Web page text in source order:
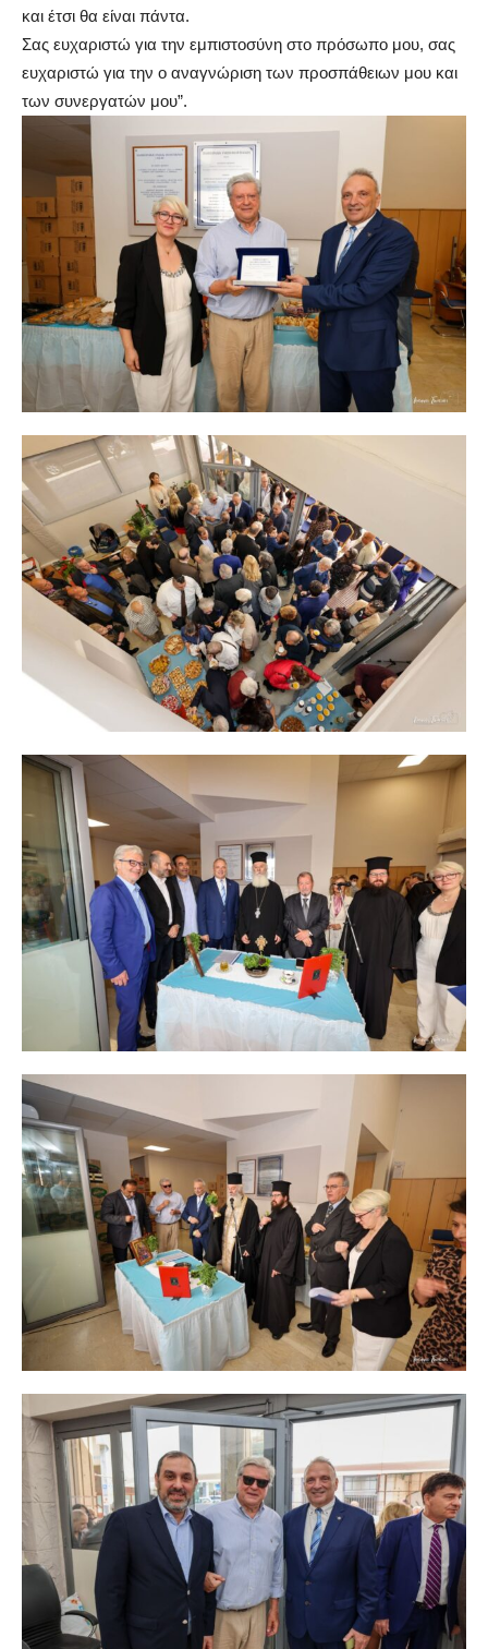
και έτσι θα είναι πάντα.
Σας ευχαριστώ για την εμπιστοσύνη στο πρόσωπο μου, σας
ευχαριστώ για την ο αναγνώριση των προσπάθειων μου και
των συνεργατών μου”.